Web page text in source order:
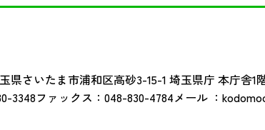
県さいたま市浦和区高砂3-15-1 埼玉県庁 本庁舎1
3348ファックス： 048-830-4784メール ：